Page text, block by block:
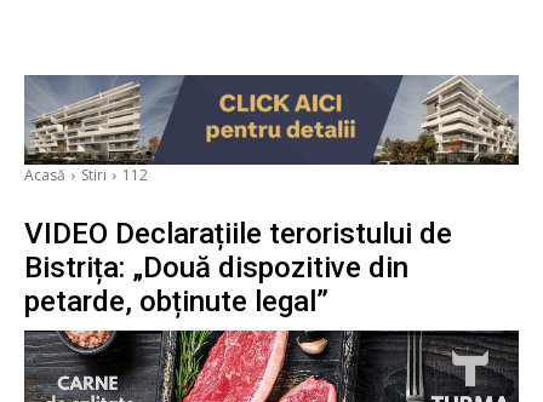
Acasă Stiri 112
VIDEO Declarațiile teroristului de
Bistrița: „Două dispozitive din
petarde, obținute legal”